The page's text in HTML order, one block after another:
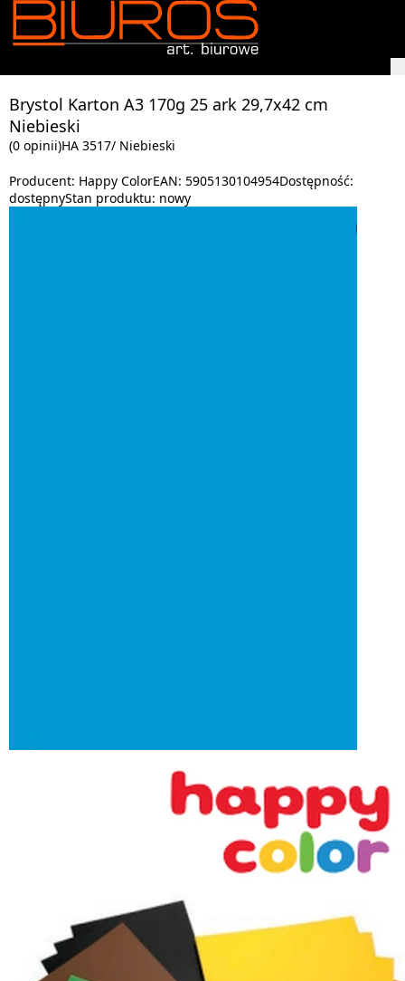
Brystol Karton A3 170g 25 ark 29,7x42 cm
Niebieski
(0 opinii)HA 3517/ Niebieski
Producent: Happy ColorEAN: 5905130104954Dostępność:
dostępnyStan produktu: nowy